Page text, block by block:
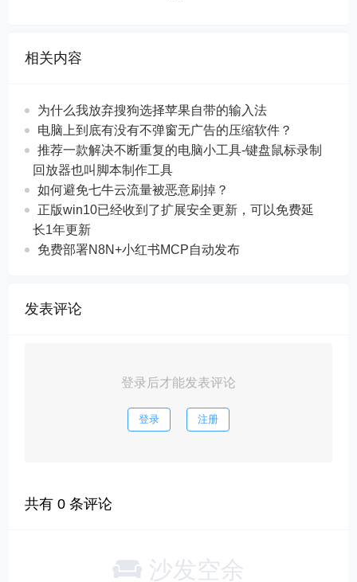
相关内容
为什么我放弃搜狗选择苹果自带的输入法
电脑上到底有没有不弹窗无广告的压缩软件？
推荐一款解决不断重复的电脑小工具-键盘鼠标录制
回放器也叫脚本制作工具
如何避免七牛云流量被恶意刷掉？
正版win10已经收到了扩展安全更新，可以免费延
长1年更新
免费部署N8N+小红书MCP自动发布
发表评论
登录后才能发表评论
登录 注册
共有0 条评论
沙发空余